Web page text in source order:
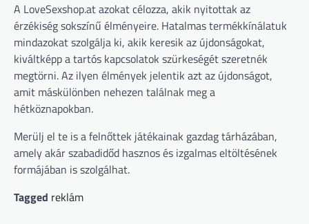
A LoveSexshop.at azokat célozza, akik nyitottak az
érzékiség sokszínű élményeire. Hatalmas termékkínálatuk
mindazokat szolgálja ki, akik keresik az újdonságokat,
kiváltképp a tartós kapcsolatok szürkeségét szeretnék
megtörni. Az ilyen élmények jelentik azt az újdonságot,
amit máskülönben nehezen találnak meg a
hétköznapokban.
Merülj el te is a felnőttek játékainak gazdag tárházában,
amely akár szabadidőd hasznos és izgalmas eltöltésének
formájában is szolgálhat.
Tagged reklám